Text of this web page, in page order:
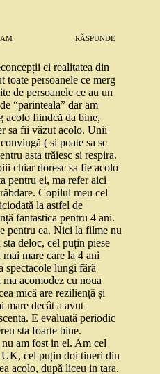
RĂSPUNDE
ci realitatea din
toate persoanele ce merg
de persoanele ce au un
“parinteala” dar am
acolo fiindcă da bine,
sa fii văzut acolo. Unii
( si poate sa se
asta trăiesc si respira.
chiar doresc sa fie acolo
pentru ei, ma refer aici
Copilul meu cel
la astfel de
fantastica pentru 4 ani.
pentru ea. Nici la filme nu
sta deloc, cel puțin piese
mare care la 4 ani
spectacole lungi fără
acomodez cu noua
mică are reziliență și
mare decât a avut
E evaluată periodic
sta foarte bine.
am fost in el. Am cel
cel puțin doi tineri din
acolo, după liceu in țara.